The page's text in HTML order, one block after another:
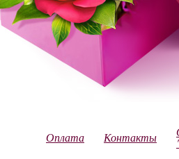
Оплата Контакты